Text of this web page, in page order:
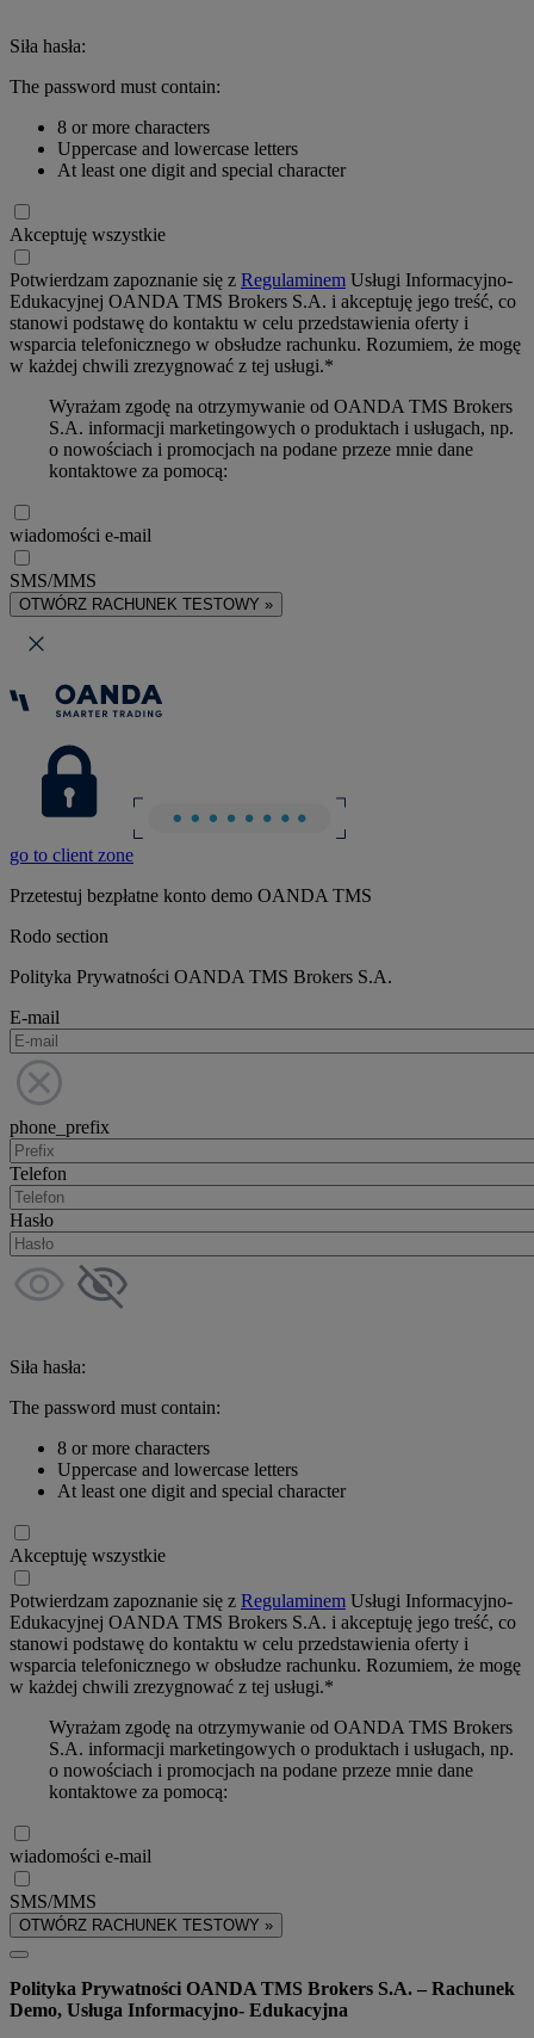
Siła hasła:
The password must contain:
8 or more characters
Uppercase and lowercase letters
At least one digit and special character
Akceptuję wszystkie
Potwierdzam zapoznanie się z Regulaminem Usługi Informacyjno-
Edukacyjnej OANDA TMS Brokers S.A. i akceptuję jego treść, co
stanowi podstawę do kontaktu w celu przedstawienia oferty i
wsparcia telefonicznego w obsłudze rachunku. Rozumiem, że mogę
w każdej chwili zrezygnować z tej usługi.*
Wyrażam zgodę na otrzymywanie od OANDA TMS Brokers
S.A. informacji marketingowych o produktach i usługach, np.
o nowościach i promocjach na podane przeze mnie dane
kontaktowe za pomocą:
wiadomości e-mail
SMS/MMS
OTWÓRZ RACHUNEK TESTOWY »
go to client zone
Przetestuj bezpłatne konto demo OANDA TMS
Rodo section
Polityka Prywatności OANDA TMS Brokers S.A.
E-mail
phone_prefix
Telefon
Hasło
Siła hasła:
The password must contain:
8 or more characters
Uppercase and lowercase letters
At least one digit and special character
Akceptuję wszystkie
Potwierdzam zapoznanie się z Regulaminem Usługi Informacyjno-
Edukacyjnej OANDA TMS Brokers S.A. i akceptuję jego treść, co
stanowi podstawę do kontaktu w celu przedstawienia oferty i
wsparcia telefonicznego w obsłudze rachunku. Rozumiem, że mogę
w każdej chwili zrezygnować z tej usługi.*
Wyrażam zgodę na otrzymywanie od OANDA TMS Brokers
S.A. informacji marketingowych o produktach i usługach, np.
o nowościach i promocjach na podane przeze mnie dane
kontaktowe za pomocą:
wiadomości e-mail
SMS/MMS
OTWÓRZ RACHUNEK TESTOWY »
Polityka Prywatności OANDA TMS Brokers S.A. – Rachunek
Demo, Usługa Informacyjno- Edukacyjna